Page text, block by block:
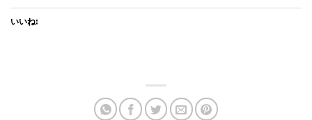
いいね: